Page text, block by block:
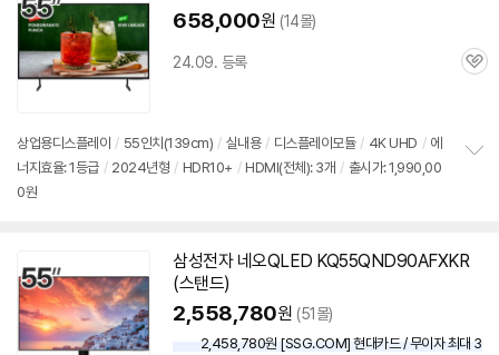
658,000원 (14몰)
24.09. 등록
관
상업용디스플레이 / 55인치 (139cm) / 실내용 / 디스플레이모듈 / 4K UHD / 에
너지효율: 1등급 / 2024년형 / HDR10+ / HDMI(전체): 3개 / 출시가: 1,990,00
0원
삼성전자 네오QLED KQ55QND90AFXKR
(스탠드)
2,558,780원 (51몰)
2,458,780원 [SSG.COM] 현대카드 / 무이자 최대 3